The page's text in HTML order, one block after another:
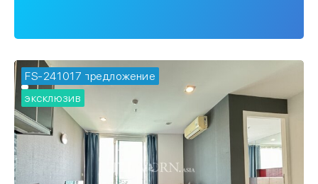
FS-241017
🔥 горячее предложение
эксклюзив